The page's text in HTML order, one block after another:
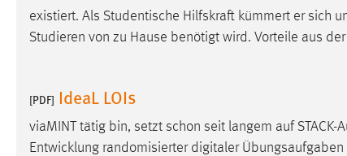
existiert. Als Studentische Hilfskraft kümmert er sich
Studieren von zu Hause benötigt wird. Vorteile aus
[PDF] IdeaL LOIs
viaMINT tätig bin, setzt schon seit langem auf STACK-
Entwicklung randomisierter digitaler
Cookie Laufzeit: 30 Tage
Name:
5e9dbeb1811c0446